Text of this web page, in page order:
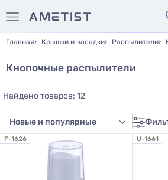
Главная Крышки и насадки Распылители
Кнопочные распылители
Найдено товаров: 12
F-1626 U-1661